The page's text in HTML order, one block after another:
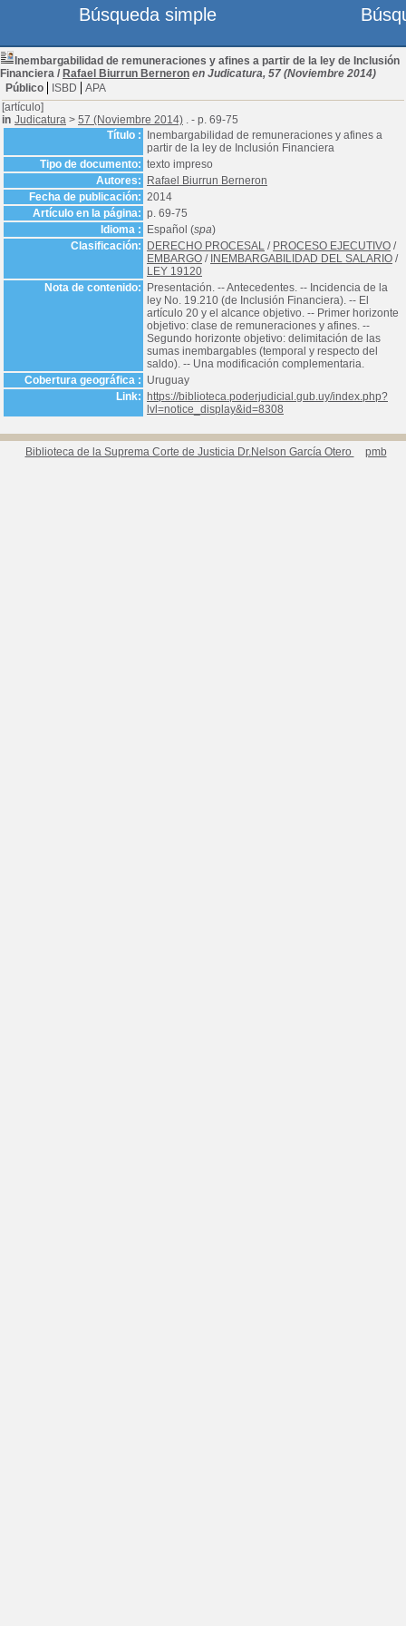
Inembargabilidad de remuneraciones y afines a partir de la ley de Inclusión
Financiera / Rafael Biurrun Berneron en Judicatura, 57 (Noviembre 2014)
Público
ISBD
APA
[artículo]
in Judicatura > 57 (Noviembre 2014) . - p. 69-75
Título :
Inembargabilidad de remuneraciones y afines a
partir de la ley de Inclusión Financiera
Tipo de documento: texto impreso
Autores:
Rafael Biurrun Berneron
Fecha de publicación: 2014
Artículo en la página: p. 69-75
Idioma :
Español (spa)
Clasificación:
DERECHO PROCESAL / PROCESO EJECUTIVO /
EMBARGO / INEMBARGABILIDAD DEL SALARIO /
LEY 19120
Nota de contenido:
Presentación. -- Antecedentes. -- Incidencia de la
ley No. 19.210 (de Inclusión Financiera). -- El
artículo 20 y el alcance objetivo. -- Primer horizonte
objetivo: clase de remuneraciones y afines. --
Segundo horizonte objetivo: delimitación de las
sumas inembargables (temporal y respecto del
saldo). -- Una modificación complementaria.
Cobertura geográfica : Uruguay
Link:
https://biblioteca.poderjudicial.gub.uy/index.php?
lvl=notice_display&id=8308
Biblioteca de la Suprema Corte de Justicia Dr.Nelson García Otero pmb
Búsqueda simple